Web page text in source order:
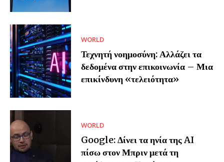
WORLD
Τεχνητή νοημοσύνη: Αλλάζει τα
δεδομένα στην επικοινωνία – Μια
επικίνδυνη «τελειότητα»
WORLD
Google: Δίνει τα ηνία της AI
πίσω στον Μπριν μετά τη